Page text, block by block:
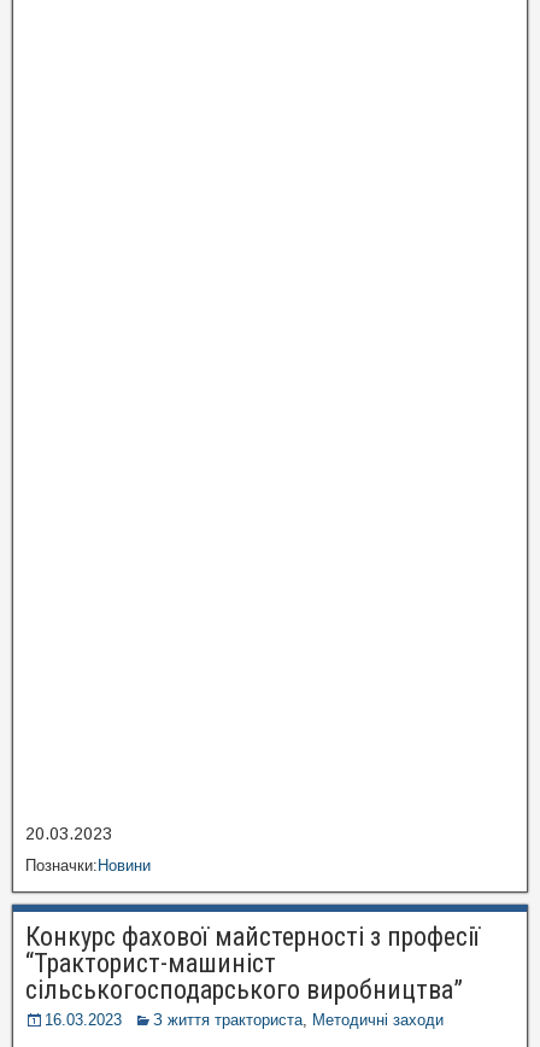
20.03.2023
Позначки:Новини
Конкурс фахової майстерності з професії
“Тракторист-машиніст
сільськогосподарського виробництва”
16.03.2023 З життя тракториста Методичні заходи